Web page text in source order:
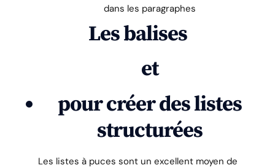
dans les paragraphes
Les balises
et
pour créer des listes
structurées
Les listes à puces sont un excellent moyen de